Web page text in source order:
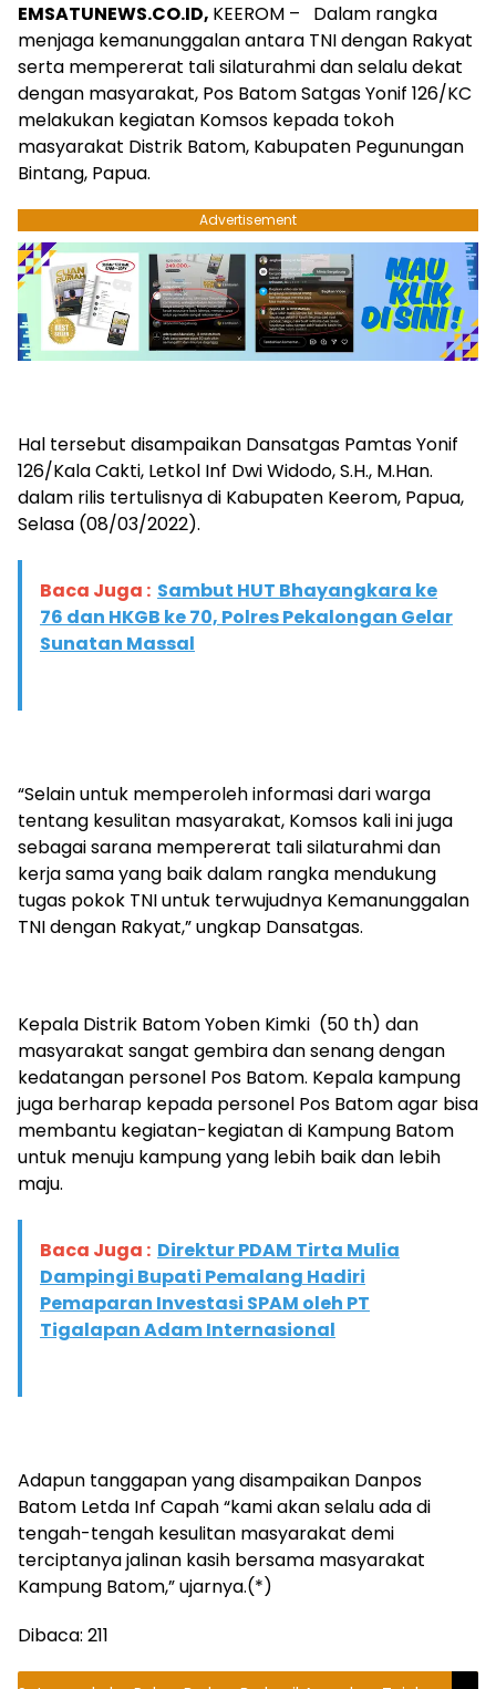
EMSATUNEWS.CO.ID, KEEROM – Dalam rangka
menjaga kemanunggalan antara TNI dengan Rakyat
serta mempererat tali silaturahmi dan selalu dekat
dengan masyarakat, Pos Batom Satgas Yonif 126/KC
melakukan kegiatan Komsos kepada tokoh
masyarakat Distrik Batom, Kabupaten Pegunungan
Bintang, Papua.
Advertisement
Hal tersebut disampaikan Dansatgas Pamtas Yonif
126/Kala Cakti, Letkol Inf Dwi Widodo, S.H., M.Han.
dalam rilis tertulisnya di Kabupaten Keerom, Papua,
Selasa (08/03/2022).
Baca Juga : Sambut HUT Bhayangkara ke
76 dan HKGB ke 70, Polres Pekalongan Gelar
Sunatan Massal
“Selain untuk memperoleh informasi dari warga
tentang kesulitan masyarakat, Komsos kali ini juga
sebagai sarana mempererat tali silaturahmi dan
kerja sama yang baik dalam rangka mendukung
tugas pokok TNI untuk terwujudnya Kemanunggalan
TNI dengan Rakyat,” ungkap Dansatgas.
Kepala Distrik Batom Yoben Kimki (50 th) dan
masyarakat sangat gembira dan senang dengan
kedatangan personel Pos Batom. Kepala kampung
juga berharap kepada personel Pos Batom agar bisa
membantu kegiatan-kegiatan di Kampung Batom
untuk menuju kampung yang lebih baik dan lebih
maju.
Baca Juga : Direktur PDAM Tirta Mulia
Dampingi Bupati Pemalang Hadiri
Pemaparan Investasi SPAM oleh PT
Tigalapan Adam Internasional
Adapun tanggapan yang disampaikan Danpos
Batom Letda Inf Capah “kami akan selalu ada di
tengah-tengah kesulitan masyarakat demi
terciptanya jalinan kasih bersama masyarakat
Kampung Batom,” ujarnya.(*)
Dibaca: 211